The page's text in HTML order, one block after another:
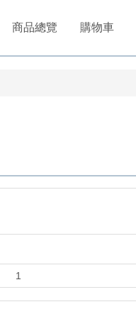
商品總覽 購物車